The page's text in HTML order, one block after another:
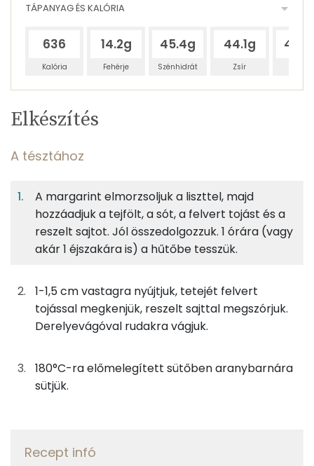
TÁPANYAG ÉS KALÓRIA
636
Kalória
14.2g
Fehérje
45.4g
Szénhidrát
44.1g
Zsír
Egy
adagban
10%
A tésztához
58gfinomliszt
212 kcal
7g tejföl
13 kcal
9g
tojás
12 kcal
A kenéshez
TÁPANYAGTARTALOM
10%
Fehérje
31%
Szénhidrát
30%
Zsír
29%
Víz
TOP ásványi anyagok
Nátrium
Foszfor
Szelén
Elkészítés
A tésztához
A margarint elmorzsoljuk a liszttel, majd
hozzáadjuk a tejfölt, a sót, a felvert tojást és a
reszelt sajtot. Jól összedolgozzuk. 1 órára (vagy
akár 1 éjszakára is) a hűtőbe tesszük.
1-1,5 cm vastagra nyújtjuk, tetejét felvert
tojással megkenjük, reszelt sajttal megszórjuk.
Derelyevágóval rudakra vágjuk.
180°C-ra előmelegített sütőben aranybarnára
sütjük.
Recept infó